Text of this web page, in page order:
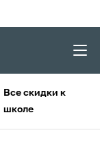
Все скидки к
школе